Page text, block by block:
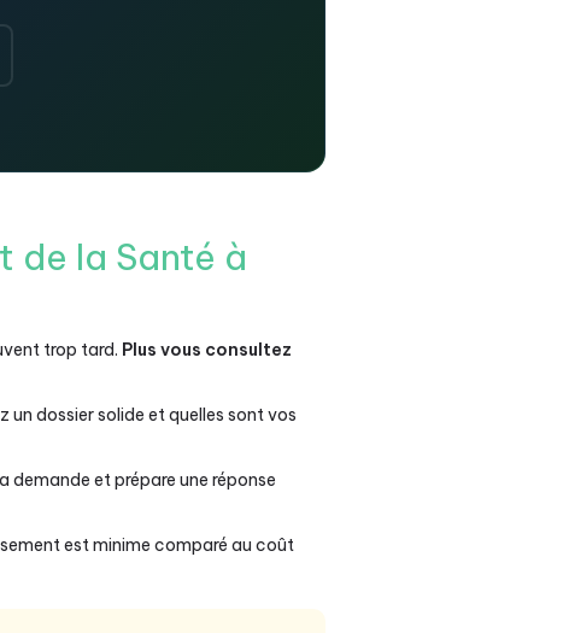
de la Santé à
trop tard. Plus vous consultez
dossier solide et quelles sont vos
demande et prépare une réponse
est minime comparé au coût